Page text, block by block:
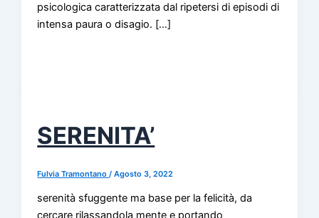
psicologica caratterizzata dal ripetersi di episodi di
intensa paura o disagio. […]
SERENITA’
Fulvia Tramontano/Agosto 3, 2022
serenità sfuggente ma base per la felicità, da